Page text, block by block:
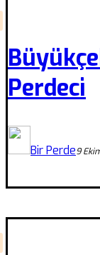
Perdeci
Bir Perde9